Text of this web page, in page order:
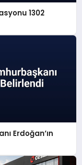
1302
Erdoğan’ın